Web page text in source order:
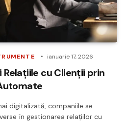
ianuarie 17, 2026
cu Clienții prin
digitalizată, companiile se
în gestionarea relațiilor cu